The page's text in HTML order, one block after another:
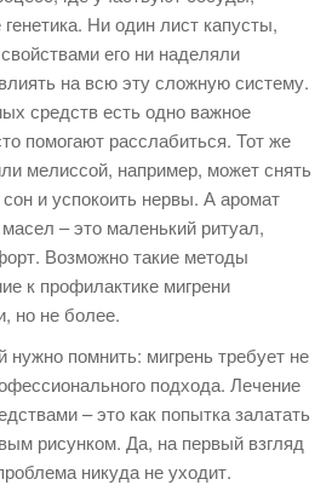
Ни один лист капусты,
его ни наделяли
на всю эту сложную систему.
средств есть одно важное
помогают расслабиться. Тот же
мелиссой, например, может снять
и успокоить нервы. А аромат
– это маленький ритуал,
Возможно такие методы
к профилактике мигрени
но не более.
нужно помнить: мигрень требует не
подхода. Лечение
– это как попытка залатать
рисунком. Да, на первый взгляд
никуда не уходит.